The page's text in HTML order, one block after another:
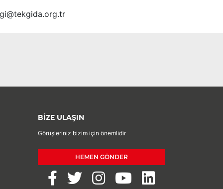
BİZE ULAŞIN
Görüşleriniz bizim için önemlidir
HEMEN GÖNDER